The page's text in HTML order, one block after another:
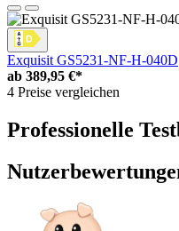
Exquisit GS5231-NF-H-040D
ab 389,95 €*
4 Preise vergleichen
Professionelle